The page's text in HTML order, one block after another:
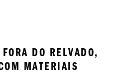
DO RELVADO,
MATERIAIS